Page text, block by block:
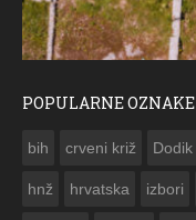
POPULARNE OZNAKE
bih crveni križ Dodik
hnž hrvatska izbori